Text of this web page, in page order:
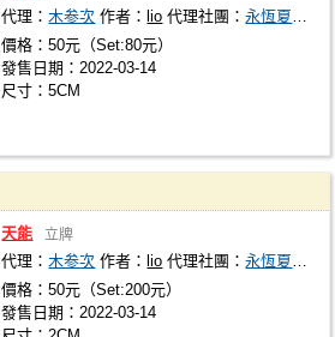
代理：木参次 作者： lio 代理社團：永恆夏令營
價格：50元（Set:80元）
發售日期：2022-03-14
尺寸：5CM
天能 立牌
代理：木参次 作者： lio 代理社團：永恆夏令營
價格：50元（Set:200元）
發售日期：2022-03-14